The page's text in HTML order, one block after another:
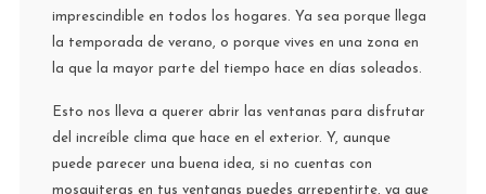
imprescindible en todos los hogares. Ya sea porque llega
la temporada de verano, o porque vives en una zona en
la que la mayor parte del tiempo hace en días soleados.
Esto nos lleva a querer abrir las ventanas para disfrutar
del increíble clima que hace en el exterior. Y, aunque
puede parecer una buena idea, si no cuentas con
mosquiteras en tus ventanas puedes arrepentirte, ya que